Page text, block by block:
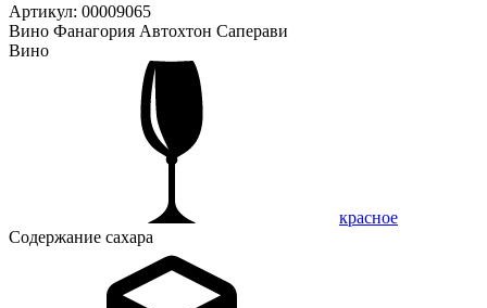
Артикул: 00009065
Вино Фанагория Автохтон Саперави
Вино
красное
Содержание сахара